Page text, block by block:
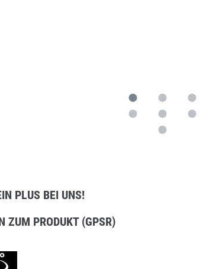
PLUS BEI UNS!
ZUM PRODUKT (GPSR)